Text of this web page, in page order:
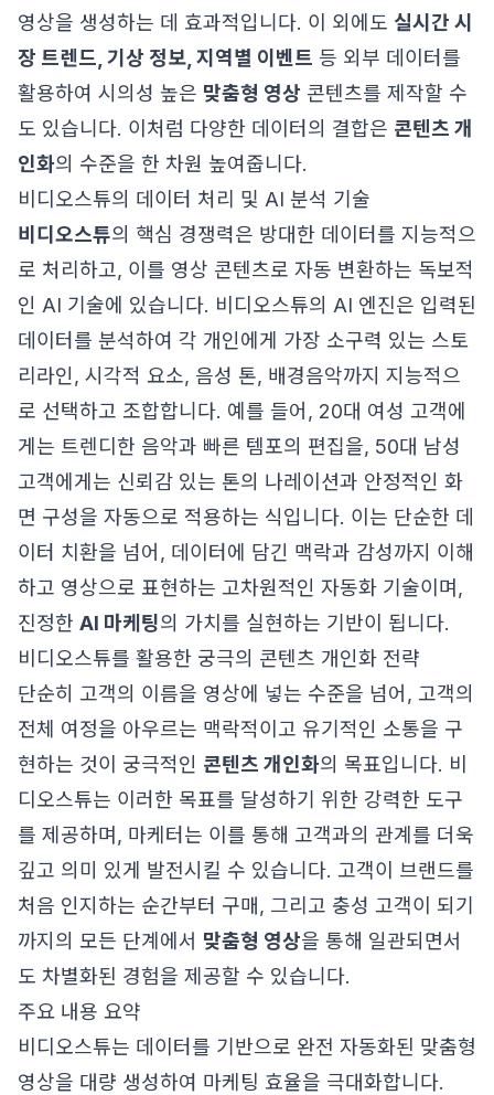
영상을 생성하는 데 효과적입니다. 이 외에도 실시간 시
장 트렌드, 기상 정보, 지역별 이벤트 등 외부 데이터를
활용하여 시의성 높은 맞춤형 영상 콘텐츠를 제작할 수
도 있습니다. 이처럼 다양한 데이터의 결합은 콘텐츠 개
인화의 수준을 한 차원 높여줍니다.
비디오스튜의 데이터 처리 및 AI 분석 기술
비디오스튜의 핵심 경쟁력은 방대한 데이터를 지능적으
로 처리하고, 이를 영상 콘텐츠로 자동 변환하는 독보적
인 AI 기술에 있습니다. 비디오스튜의 AI 엔진은 입력된
데이터를 분석하여 각 개인에게 가장 소구력 있는 스토
리라인, 시각적 요소, 음성 톤, 배경음악까지 지능적으
로 선택하고 조합합니다. 예를 들어, 20대 여성 고객에
게는 트렌디한 음악과 빠른 템포의 편집을, 50대 남성
고객에게는 신뢰감 있는 톤의 나레이션과 안정적인 화
면 구성을 자동으로 적용하는 식입니다. 이는 단순한 데
이터 치환을 넘어, 데이터에 담긴 맥락과 감성까지 이해
하고 영상으로 표현하는 고차원적인 자동화 기술이며,
진정한 AI 마케팅의 가치를 실현하는 기반이 됩니다.
비디오스튜를 활용한 궁극의 콘텐츠 개인화 전략
단순히 고객의 이름을 영상에 넣는 수준을 넘어, 고객의
전체 여정을 아우르는 맥락적이고 유기적인 소통을 구
현하는 것이 궁극적인 콘텐츠 개인화의 목표입니다. 비
디오스튜는 이러한 목표를 달성하기 위한 강력한 도구
를 제공하며, 마케터는 이를 통해 고객과의 관계를 더욱
깊고 의미 있게 발전시킬 수 있습니다. 고객이 브랜드를
처음 인지하는 순간부터 구매, 그리고 충성 고객이 되기
까지의 모든 단계에서 맞춤형 영상을 통해 일관되면서
도 차별화된 경험을 제공할 수 있습니다.
주요 내용 요약
비디오스튜는 데이터를 기반으로 완전 자동화된 맞춤형
영상을 대량 생성하여 마케팅 효율을 극대화합니다.